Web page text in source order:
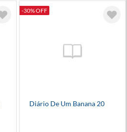
-30% OFF
Diário De Um Banana 20